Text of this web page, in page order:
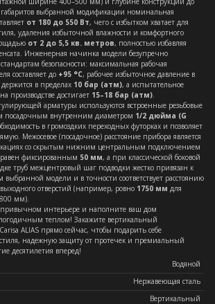
выбранной модификации номинальная
от 180 до 550 Вт, чего с избытком хватает для
удаления избыточной влажности и комфортного
от 2 до 5,5 кв. метров, полностью избавляя
Инженерная начинка модели безупречно
безопасности: максимальная рабочая
составляет до +95 °C, рабочее избыточное давление в
в пределах 10 бар (атм), а испытательное
производстве достигает 15–18 бар (атм).
арматуры используются встроенные резьбовые
посадочным внутренним диаметром 1/2 дюйма (G
в громоздких переходных футорках и позволяет
Межосевое (посадочное) расстояние прибора является
со скрытым нижним центральным подключением
равен фиксированным 50 мм, а при классической боковой
труб межцентровый шаг подводки жестко привязан к
модели и в точности соответствует расстоянию
отверстий (например, ровно 1750 мм для
мм).
привычном интерьере и наполните ваш дом
теплом! Закажите вертикальный
ALIAS прямо сейчас, чтобы подарить себе
надежную защиту от протечек и премиальный
десятилетия вперед!
Водяной
Нержавеющая сталь
Вертикальный